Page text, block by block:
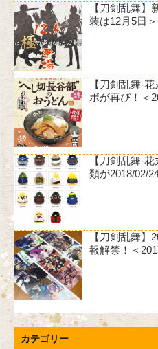
【刀剣乱舞
装は12月5日＞
【刀剣乱舞-
ボが再び！＜
【刀剣乱舞-
類が2018/02/
【刀剣乱舞】
報解禁！＜
カテゴリー